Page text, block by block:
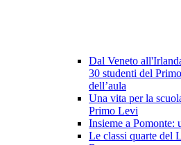
Dal Veneto
30 studenti del
dell’aula
Una vita per la
Primo Levi
Insieme a Pomonte:
Le classi quarte del